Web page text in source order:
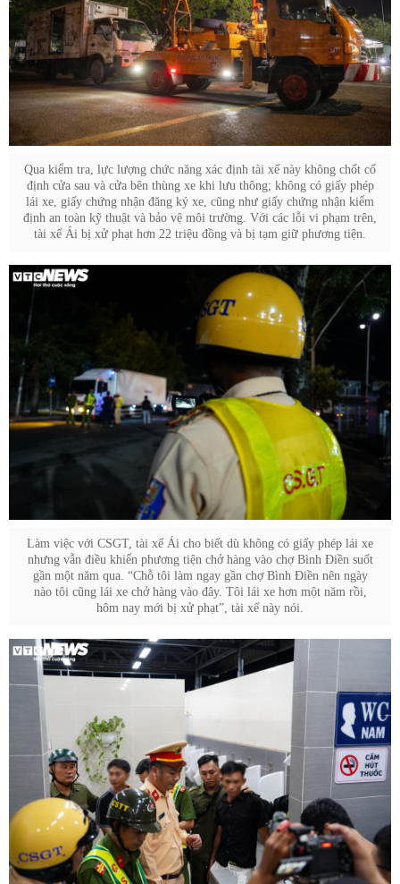
Qua kiểm tra, lực lượng chức năng xác định tài xế này không chốt cố
định cửa sau và cửa bên thùng xe khi lưu thông; không có giấy phép
lái xe, giấy chứng nhận đăng ký xe, cũng như giấy chứng nhận kiểm
định an toàn kỹ thuật và bảo vệ môi trường. Với các lỗi vi phạm trên,
tài xế Ái bị xử phạt hơn 22 triệu đồng và bị tạm giữ phương tiện.
Làm việc với CSGT, tài xế Ái cho biết dù không có giấy phép lái xe
nhưng vẫn điều khiển phương tiện chở hàng vào chợ Bình Điền suốt
gần một năm qua. “Chỗ tôi làm ngay gần chợ Bình Điền nên ngày
nào tôi cũng lái xe chở hàng vào đây. Tôi lái xe hơn một năm rồi,
hôm nay mới bị xử phạt”, tài xế này nói.